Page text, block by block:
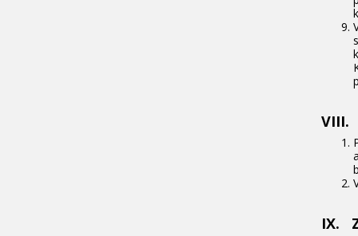
VIII.
IX.